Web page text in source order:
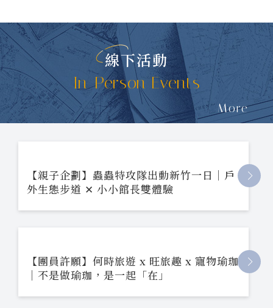
線下活動
In-Person Events
More
【親子企劃】蟲蟲特攻隊出動新竹一日｜戶
外生態步道 ✕ 小小館長雙體驗
【團員許願】何時旅遊 x 旺旅趣 x 寵物瑜珈
｜不是做瑜珈，是一起「在」